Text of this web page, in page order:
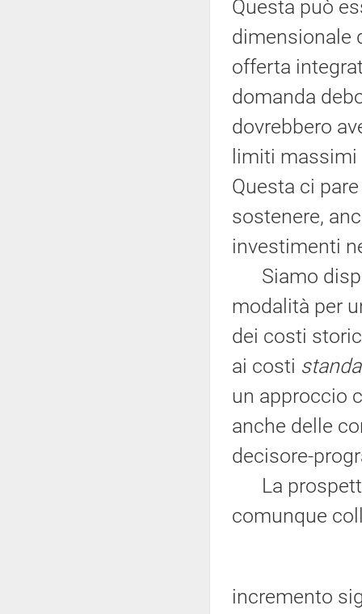
Questa può
dimensionale
offerta
domanda
dovrebbero
limiti
Questa ci
sostenere,
investimenti
Siamo
modalità per
dei costi
ai costi
un approccio
anche delle
decisore-
La
comunque
incremento